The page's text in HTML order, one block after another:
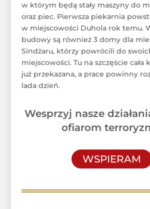
w którym będą stały maszyny do
oraz piec. Pierwsza piekarnia
w miejscowości Duhola rok temu.
budowy są również 3 domy dla
Sindżaru, którzy powrócili do
miejscowości. Tu na szczęście cała
już przekazana, a prace powinny
lada dzień.
Wesprzyj nasze
ofiarom
WSPIERAM